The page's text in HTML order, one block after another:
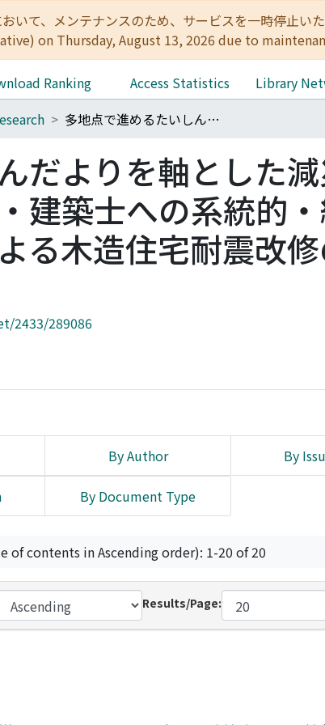
いて、メンテナンスのため、サービスを一時停止
on Thursday, August 13, 2026 due to
Ranking Access Statistics
Library
多地点で進めるたいしんだよりを軸とした減災まちづくりの展開と大工・建築士への系統的・継続的な教育・働きかけによる木造住宅耐震改修の推進
だよりを軸とした
建築士への系統的
る木造住宅耐震改
2433/289086
By Author By
By Document Type
of contents in Ascending order): 1-20 of 20
Results/Page: